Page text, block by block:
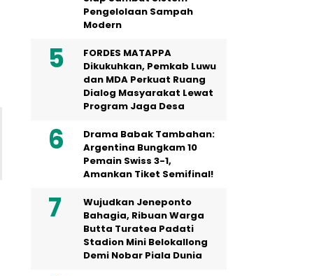
Pengelolaan Sampah
Modern
FORDES MATAPPA
Dikukuhkan, Pemkab Luwu
dan MDA Perkuat Ruang
Dialog Masyarakat Lewat
Program Jaga Desa
Drama Babak Tambahan:
Argentina Bungkam 10
Pemain Swiss 3-1,
Amankan Tiket Semifinal!
Wujudkan Jeneponto
Bahagia, Ribuan Warga
Butta Turatea Padati
Stadion Mini Belokallong
Demi Nobar Piala Dunia